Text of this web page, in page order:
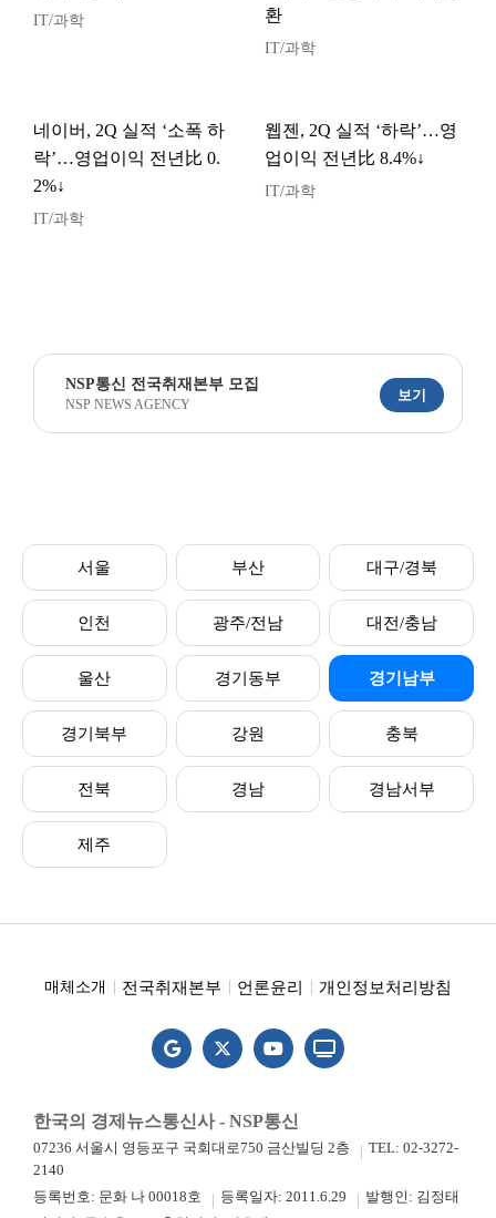
IT/과학
환
IT/과학
네이버, 2Q 실적 ‘소폭 하
락’…영업이익 전년比 0.
2%↓
IT/과학
웹젠, 2Q 실적 ‘하락’…영
업이익 전년比 8.4%↓
IT/과학
NSP통신 전국취재본부 모집
NSP NEWS AGENCY
보기
서울 부산 대구/경북
인천 광주/전남 대전/충남
울산 경기동부 경기남부
경기북부 강원 충북
전북 경남 경남서부
제주
매체소개 전국취재본부 언론윤리 개인정보처리방침
한국의 경제뉴스통신사 - NSP통신
07236 서울시 영등포구 국회대로750 금산빌딩 2층
TEL: 02-3272-
2140
등록번호: 문화 나 00018호
등록일자: 2011.6.29
발행인: 김정태